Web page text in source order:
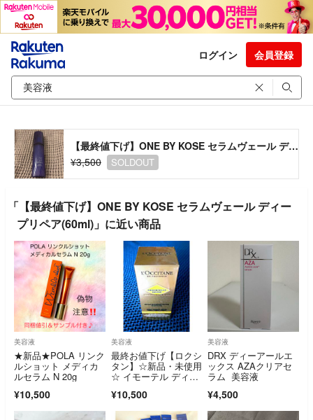
ログイン 会員登録
【最終値下げ】ONE BY KOSE セラムヴェール ディープリペア(60ml)
¥3,500
SOLDOUT
「【最終値下げ】ONE BY KOSE セラムヴェール ディー
プリペア(60ml)」に近い商品
美容液
★新品★POLA リンク
ルショット メディカ
ルセラム N 20g
¥10,500
美容液
最終お値下げ【ロクシ
タン】☆新品・未使用
☆ イモーテル ディヴ
ヴ オイル b 30mL
¥10,500
美容液
DRX ディーアールエ
ックス AZAクリアセ
ラム 美容液
¥4,500